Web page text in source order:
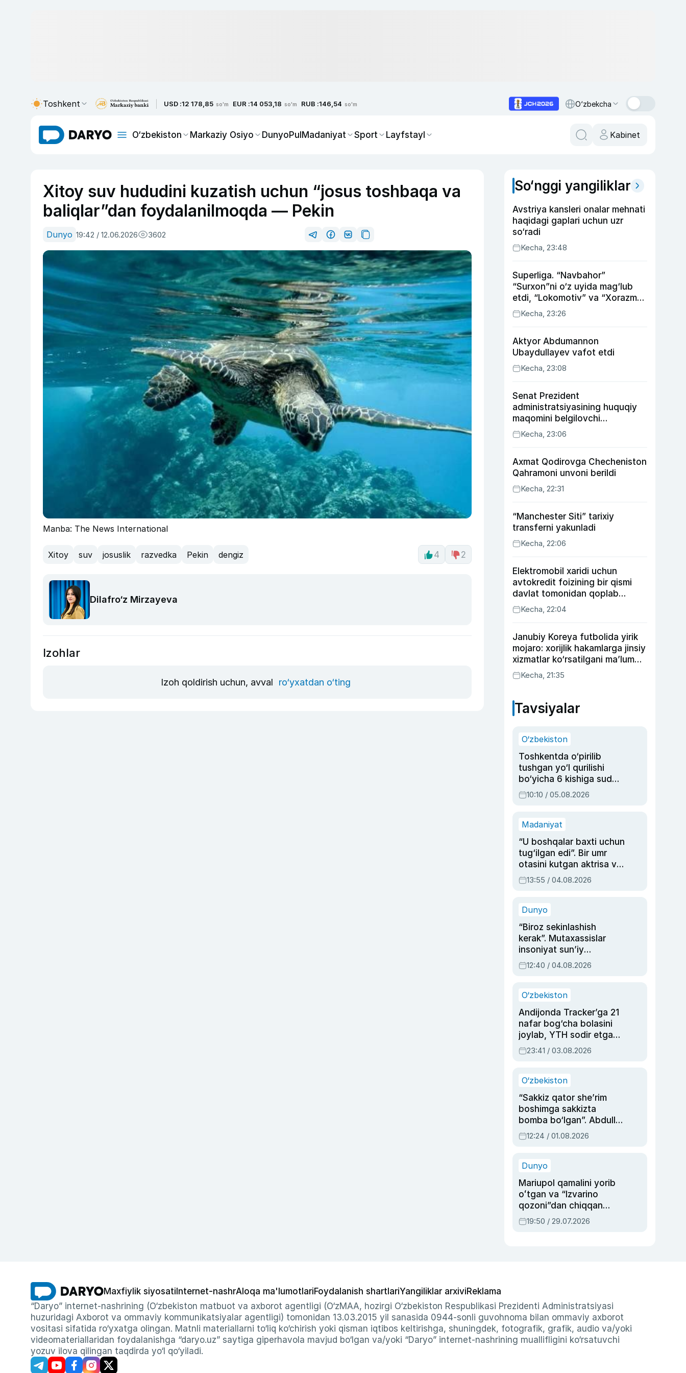
Toshkent USD :12 178,85 so'm EUR :14 053,18 so'm RUB :146,54 so'm O‘zbekcha
O‘zbekiston Markaziy Osiyo DunyoPulMadaniyat Sport Layfstayl Kabinet
Xitoy suv hududini kuzatish uchun “josus toshbaqa va
baliqlar”dan foydalanilmoqda — Pekin
Dunyo 19:42 / 12.06.2026 3602
Manba: The News International
Xitoy suv josuslik razvedka Pekin dengiz 4 2
Dilafro‘z Mirzayeva
Izohlar
Izoh qoldirish uchun, avval ro‘yxatdan o‘ting
So‘nggi yangiliklar
Avstriya kansleri onalar mehnati
haqidagi gaplari uchun uzr
so‘radi
Kecha, 23:48
Superliga. “Navbahor”
“Surxon”ni o‘z uyida mag‘lub
etdi, “Lokomotiv” va “Xorazm”
uyda g‘alaba qozondi
Kecha, 23:26
Aktyor Abdu­mannon
Ubaydullayev vafot etdi
Kecha, 23:08
Senat Prezident
administratsiyasining huquqiy
maqomini belgilovchi
konstitutsiyaviy qonunni
ma’qulladi
Kecha, 23:06
Axmat Qodirovga Checheniston
Qahramoni unvoni berildi
Kecha, 22:31
“Manchester Siti” tarixiy
transferni yakunladi
Kecha, 22:06
Elektromobil xaridi uchun
avtokredit foizining bir qismi
davlat tomonidan qoplab
berilishi mumkin
Kecha, 22:04
Janubiy Koreya futbolida yirik
mojaro: xorijlik hakamlarga jinsiy
xizmatlar ko‘rsatilgani ma’lum
qilindi
Kecha, 21:35
Tavsiyalar
O‘zbekiston
Toshkentda o‘pirilib
tushgan yo‘l qurilishi
bo‘yicha 6 kishiga sud
hukmi o‘qildi
10:10 / 05.08.2026
Madaniyat
“U boshqalar baxti uchun
tug‘ilgan edi”. Bir umr
otasini kutgan aktrisa va
dublyaj ustasi Rimma
Ahmedovaning
13:55 / 04.08.2026
Dunyo
“Biroz sekinlashish
kerak”. Mutaxassislar
insoniyat sun’iy
intellektni boshqara
olmay qolishidan xavotir
12:40 / 04.08.2026
O‘zbekiston
Andijonda Tracker’ga 21
nafar bog‘cha bolasini
joylab, YTH sodir etgan
ayolga sud hukmi o‘qildi
23:41 / 03.08.2026
O‘zbekiston
“Sakkiz qator she’rim
boshimga sakkizta
bomba bo‘lgan”. Abdulla
Oripovni siyosiy
ayblovlardan asrab
12:24 / 01.08.2026
Dunyo
Mariupol qamalini yorib
oʻtgan va “Izvarino
qozoni”dan chiqqan
qahramon — Ukraina
armiyasi bosh
19:50 / 29.07.2026
Maxfiylik siyosati Internet-nashrAloqa ma'lumotlariFoydalanish shartlariYangiliklar arxiviReklama
“Daryo” internet-nashrining (O‘zbekiston matbuot va axborot agentligi (O‘zMAA, hozirgi O‘zbekiston Respublikasi Prezidenti Administratsiyasi
huzuridagi Axborot va ommaviy kommunikatsiyalar agentligi) tomonidan 13.03.2015 yil sanasida 0944-sonli guvohnoma bilan ommaviy axborot
vositasi sifatida ro‘yxatga olingan. Matnli materiallarni to‘liq ko‘chirish yoki qisman iqtibos keltirishga, shuningdek, fotografik, grafik, audio va/yoki
videomateriallaridan foydalanishga “daryo.uz” saytiga giperhavola mavjud bo‘lgan va/yoki “Daryo” internet-nashrining muallifligini ko‘rsatuvchi
yozuv ilova qilingan taqdirda yo‘l qo‘yiladi.